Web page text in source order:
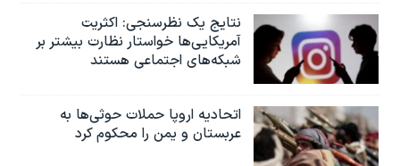
نتایج یک نظرسنجی: اکثریت
آمریکایی‌ها خواستار نظارت بیشتر بر
شبکه‌های اجتماعی هستند
اتحادیه اروپا حملات حوثی‌ها به
عربستان و یمن را محکوم کرد